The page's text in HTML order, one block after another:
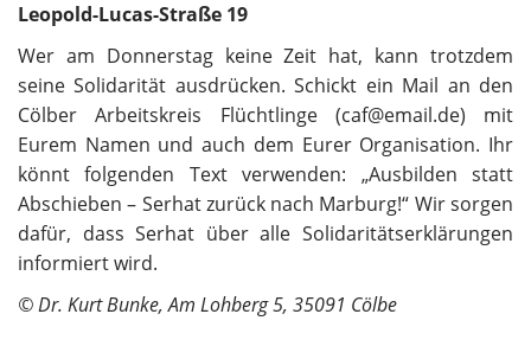
Leopold-Lucas-Straße 19
Wer am Donnerstag keine Zeit hat, kann trotzdem
seine Solidarität ausdrücken. Schickt ein Mail an den
Cölber Arbeitskreis Flüchtlinge (caf@email.de) mit
Eurem Namen und auch dem Eurer Organisation. Ihr
könnt folgenden Text verwenden: „Ausbilden statt
Abschieben – Serhat zurück nach Marburg!“ Wir sorgen
dafür, dass Serhat über alle Solidaritätserklärungen
informiert wird.
© Dr. Kurt Bunke, Am Lohberg 5, 35091 Cölbe